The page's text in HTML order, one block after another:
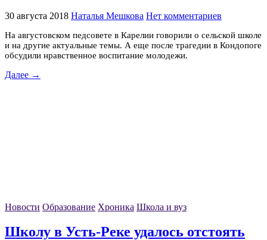
30 августа 2018 Наталья Мешкова Нет комментариев
На августовском педсовете в Карелии говорили о сельской школе
и на другие актуальные темы. А еще после трагедии в Кондопоге
обсудили нравственное воспитание молодежи.
Далее →
Новости Образование Хроника Школа и вуз
Школу в Усть-Реке удалось отстоять